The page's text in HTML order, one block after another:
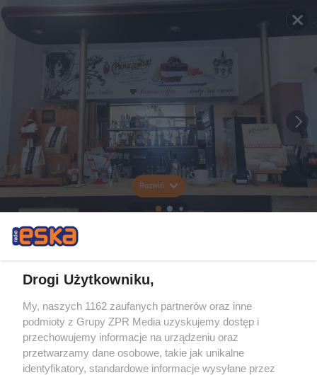
Rozwiń
Drogi Użytkowniku,
My, naszych 1162 zaufanych partnerów oraz inne
podmioty z Grupy ZPR Media uzyskujemy dostęp i
przechowujemy informacje na urządzeniu oraz
przetwarzamy dane osobowe, takie jak unikalne
identyfikatory, standardowe informacje wysyłane przez